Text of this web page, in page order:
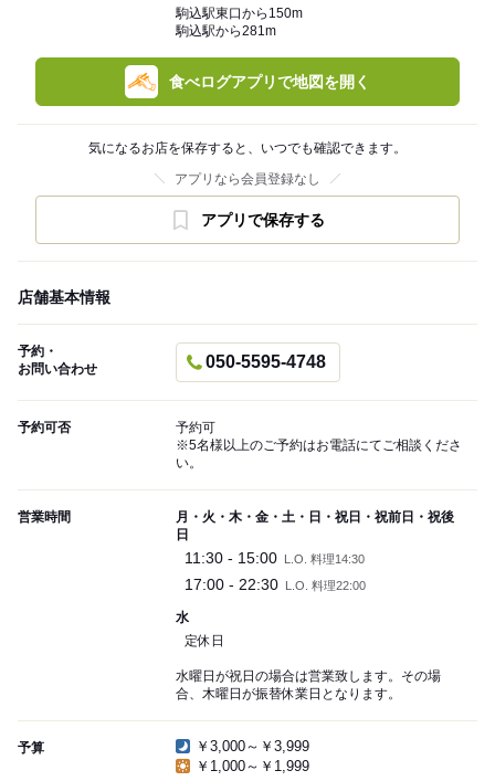
駒込駅東口から150m
駒込駅から281m
食べログアプリで地図を開く
気になるお店を保存すると、いつでも確認できます。
アプリなら会員登録なし
アプリで保存する
店舗基本情報
予約・
お問い合わせ
050-5595-4748
予約可否
予約可
※5名様以上のご予約はお電話にてご相談くださ
い。
営業時間
月・火・木・金・土・日・祝日・祝前日・祝後
日
11:30 - 15:00 L.O. 料理14:30
17:00 - 22:30 L.O. 料理22:00
水
定休日
水曜日が祝日の場合は営業致します。その場
合、木曜日が振替休業日となります。
予算
￥3,000～￥3,999
￥1,000～￥1,999